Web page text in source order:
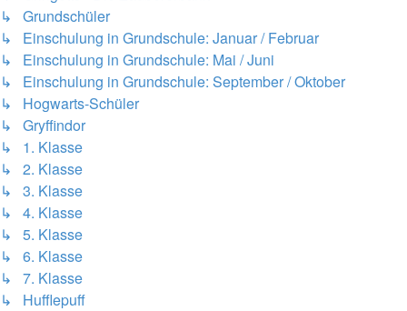
↳ Grundschüler
↳ Einschulung in Grundschule: Januar / Februar
↳ Einschulung in Grundschule: Mai / Juni
↳ Einschulung in Grundschule: September / Oktober
↳ Hogwarts-Schüler
↳ Gryffindor
↳ 1. Klasse
↳ 2. Klasse
↳ 3. Klasse
↳ 4. Klasse
↳ 5. Klasse
↳ 6. Klasse
↳ 7. Klasse
↳ Hufflepuff